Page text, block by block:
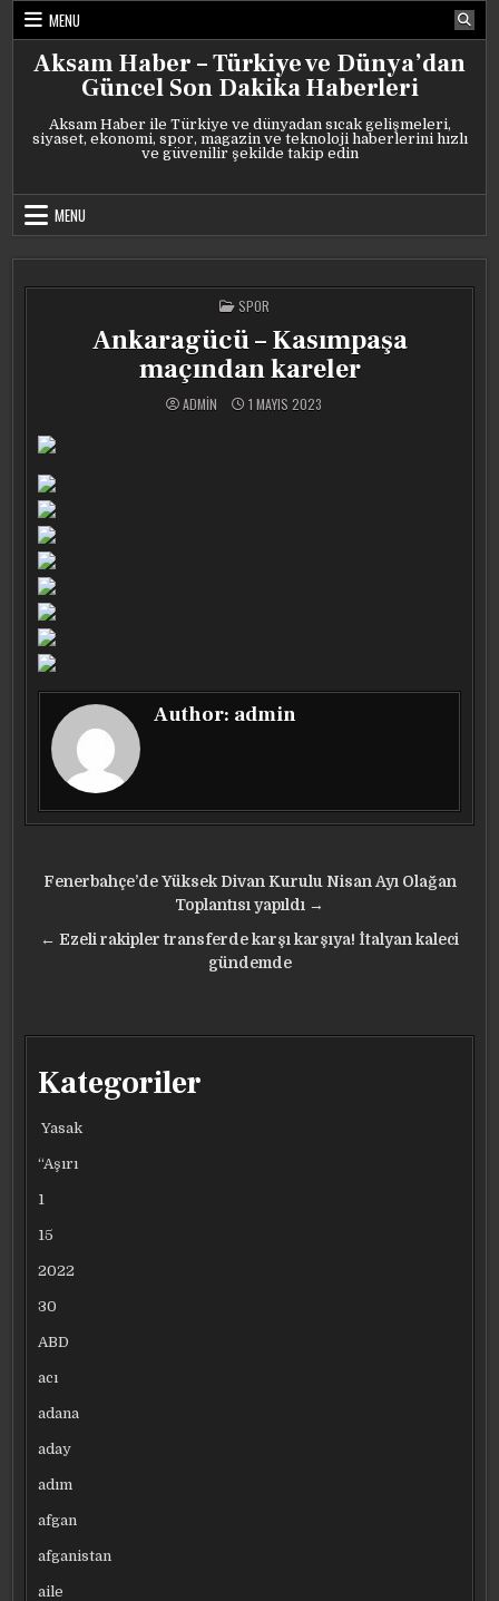
Skip
content
MENU
Aksam Haber – Türkiye ve Dünya’dan
Güncel Son Dakika Haberleri
Aksam Haber ile Türkiye ve dünyadan sıcak gelişmeleri,
siyaset, ekonomi, spor, magazin ve teknoloji haberlerini hızlı
ve güvenilir şekilde takip edin
MENU
POSTED
IN
SPOR
Ankaragücü – Kasımpaşa
maçından kareler
ADMIN 1 MAYIS 2023
Author: admin
Yazı
Fenerbahçe’de Yüksek Divan Kurulu Nisan Ayı Olağan
Toplantısı yapıldı →
← Ezeli rakipler transferde karşı karşıya! İtalyan kaleci
gündemde
Kategoriler
Yasak
“Aşırı
1
15
2022
30
ABD
acı
adana
aday
adım
afgan
afganistan
aile